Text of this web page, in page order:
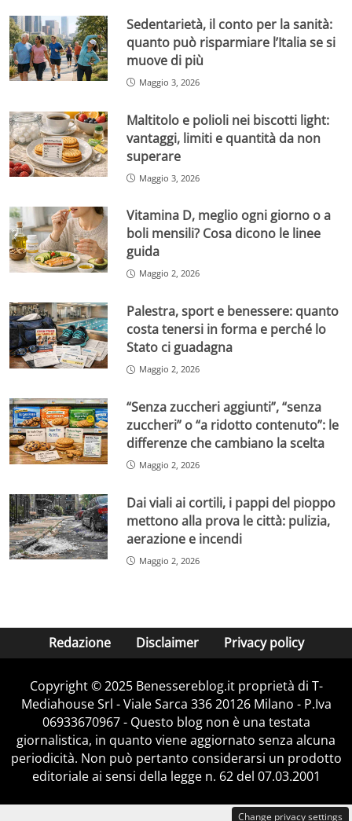
Sedentarietà, il conto per la sanità:
quanto può risparmiare l’Italia se si
muove di più
Maggio 3, 2026
Maltitolo e polioli nei biscotti light:
vantaggi, limiti e quantità da non
superare
Maggio 3, 2026
Vitamina D, meglio ogni giorno o a
boli mensili? Cosa dicono le linee
guida
Maggio 2, 2026
Palestra, sport e benessere: quanto
costa tenersi in forma e perché lo
Stato ci guadagna
Maggio 2, 2026
“Senza zuccheri aggiunti”, “senza
zuccheri” o “a ridotto contenuto”: le
differenze che cambiano la scelta
Maggio 2, 2026
Dai viali ai cortili, i pappi del pioppo
mettono alla prova le città: pulizia,
aerazione e incendi
Maggio 2, 2026
Redazione Disclaimer Privacy policy
Copyright © 2025 Benessereblog.it proprietà di T-
Mediahouse Srl - Viale Sarca 336 20126 Milano - P.Iva
06933670967 - Questo blog non è una testata
giornalistica, in quanto viene aggiornato senza alcuna
periodicità. Non può pertanto considerarsi un prodotto
editoriale ai sensi della legge n. 62 del 07.03.2001
Change privacy settings